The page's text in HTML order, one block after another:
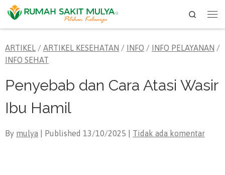
Skip to content
Search
ARTIKEL / ARTIKEL KESEHATAN / INFO / INFO PELAYANAN /
INFO SEHAT
Penyebab dan Cara Atasi Wasir
Ibu Hamil
By mulya | Published 13/10/2025 Tidak ada komentar